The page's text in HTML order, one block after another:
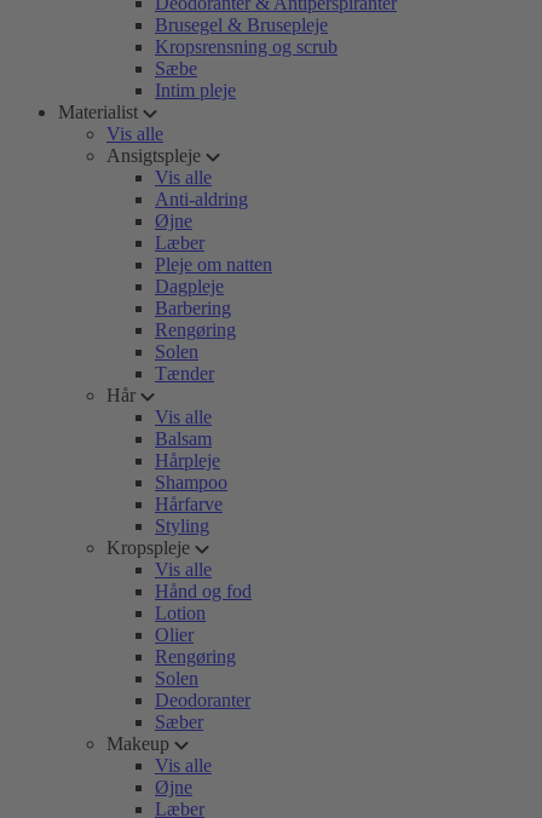
Brusegel & Brusepleje
Kropsrensning og scrub
Sæbe
Intim pleje
Materialist
Vis alle
Ansigtspleje
Vis alle
Anti-aldring
Øjne
Læber
Pleje om natten
Dagpleje
Barbering
Rengøring
Solen
Tænder
Hår
Vis alle
Balsam
Hårpleje
Shampoo
Hårfarve
Styling
Kropspleje
Vis alle
Hånd og fod
Lotion
Olier
Rengøring
Solen
Deodoranter
Sæber
Makeup
Vis alle
Øjne
Læber